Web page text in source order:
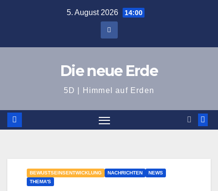
5. August 2026 14:00
Die neue Erde
5D | Himmel auf Erden
BEWUSTSEINSENTWICKLUNG NACHRICHTEN
NEWS
THEMA'S